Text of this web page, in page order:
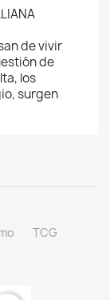
de vivir
de
los
surgen
TCG